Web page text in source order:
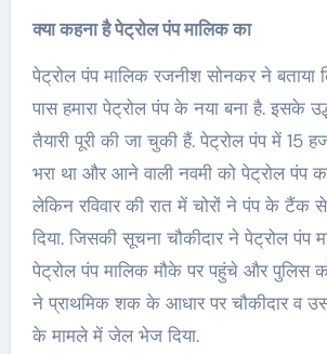
क्या कहना है पेट्रोल पंप मालिक का
पेट्रोल पंप मालिक रजनीश सोनकर ने बताया
पास हमारा पेट्रोल पंप के नया बना है. इसके
तैयारी पूरी की जा चुकी हैं. पेट्रोल पंप में 15
भरा था और आने वाली नवमी को पेट्रोल पंप का
लेकिन रविवार की रात में चोरों ने पंप के टैंक
दिया. जिसकी सूचना चौकीदार ने पेट्रोल पंप
पेट्रोल पंप मालिक मौके पर पहुंचे और पुलिस
ने प्राथमिक शक के आधार पर चौकीदार व
के मामले में जेल भेज दिया.